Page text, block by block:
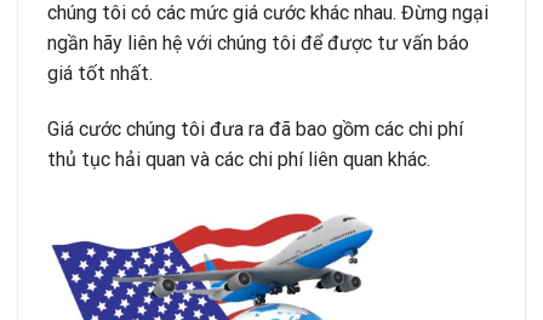
chúng tôi có các mức giá cước khác nhau. Đừng ngại
ngần hãy liên hệ với chúng tôi để được tư vấn báo
giá tốt nhất.
Giá cước chúng tôi đưa ra đã bao gồm các chi phí
thủ tục hải quan và các chi phí liên quan khác.